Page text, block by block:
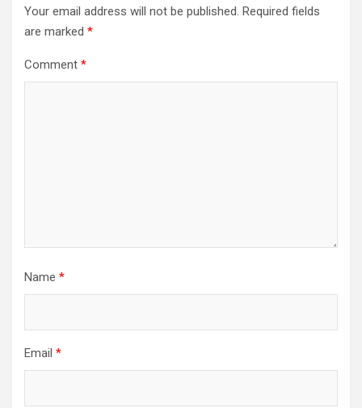
Your email address will not be published. Required fields
are marked *
Comment *
Name *
Email *